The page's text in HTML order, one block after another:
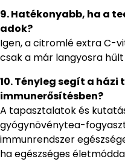
9. Hatékonyabb, ha a
adok?
Igen, a citromlé extra C-
csak a már langyosra
10. Tényleg segít a házi
immunerősítésben?
A tapasztalatok és
gyógynövénytea-
immunrendszer
ha egészséges